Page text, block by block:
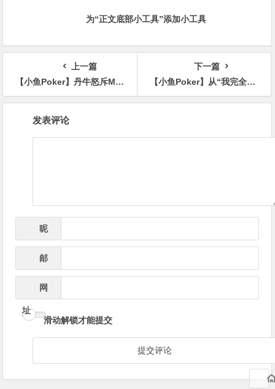
为“正文底部小工具”添加小工具
上一篇
【小鱼Poker】丹牛怒斥Martin Kabrhel赛场骚扰，多人因他弃赛高额豪客赛
下一篇
【小鱼Poker】从“我完全知道发生了什么”到“单挑吧兄弟”——WSOP大盲弃牌争议全程实录
发表评论
昵
邮
网
址
滑动解锁才能提交